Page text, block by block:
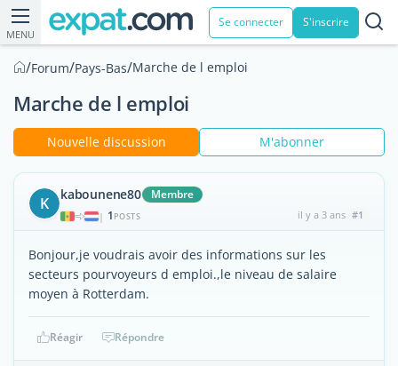
MENU
Se connecter S'inscrire
/Forum/Pays-Bas/Marche de l emploi
Marche de l emploi
Nouvelle discussion M'abonner
K kabounene80 Membre
| 1 POSTS il y a 3 ans #1
Bonjour,je voudrais avoir des informations sur les
secteurs pourvoyeurs d emploi.,le niveau de salaire
moyen à Rotterdam.
Réagir Répondre